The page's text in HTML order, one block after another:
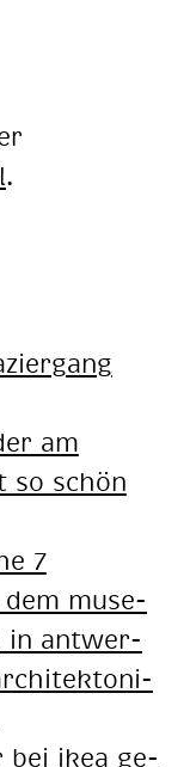
.
am
so schön
7
dem mu­se­
in ant­wer­
bei ikea ge­